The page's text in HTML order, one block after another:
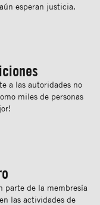
esperan justicia.
a las autoridades no
miles de personas
parte de la membresía
las actividades de